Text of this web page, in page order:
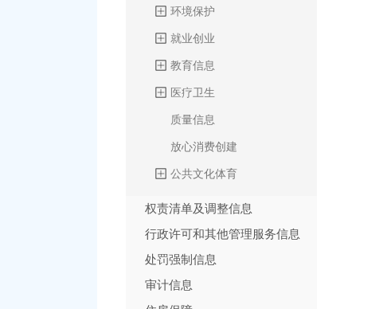
环境保护
就业创业
教育信息
医疗卫生
质量信息
放心消费创建
公共文化体育
权责清单及调整信息
行政许可和其他管理服务信息
处罚强制信息
审计信息